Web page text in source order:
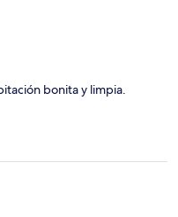
bonita y limpia.